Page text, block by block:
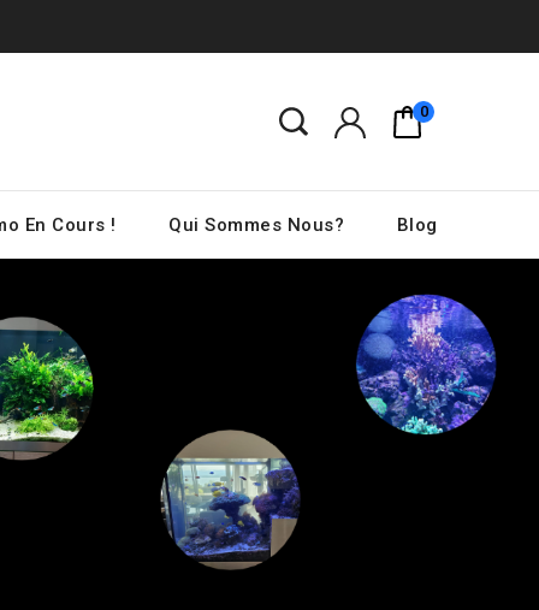
0
En Cours ! Qui Sommes Nous? Blog